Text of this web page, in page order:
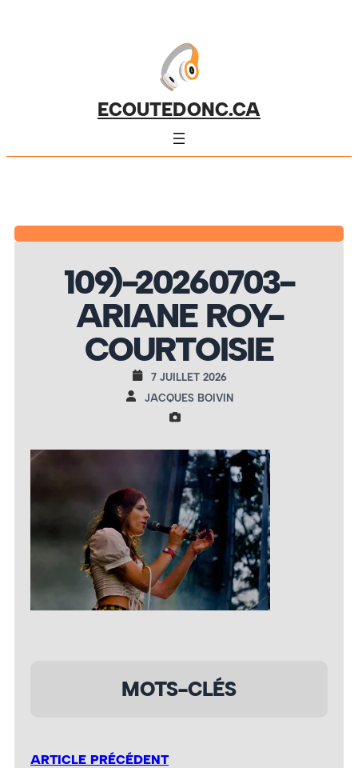
ECOUTEDONC.CA
109)-20260703-
ARIANE ROY-
COURTOISIE
7 JUILLET 2026
JACQUES BOIVIN
MOTS-CLÉS
ARTICLE PRÉCÉDENT